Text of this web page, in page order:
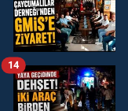
14